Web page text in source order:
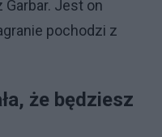
Jest on
pochodzi z
że będziesz